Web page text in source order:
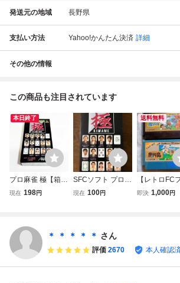
発送元の地域 長野県
支払い方法 Yahoo!かんたん決済 詳細
その他の情報
この商品も注目されています
本日終了
プロ麻雀 極【箱・
説明書付き】♪動
コン
現在 198円
SFCソフト プロ麻
雀 極 KIWAME 箱
現在 100円
送料無料
【レトロFC
コンソフト】
箱、説明書無
カセットの
即決 1,000円
＊ ＊ ＊ ＊ ＊ さん
評価 2670 本人確認